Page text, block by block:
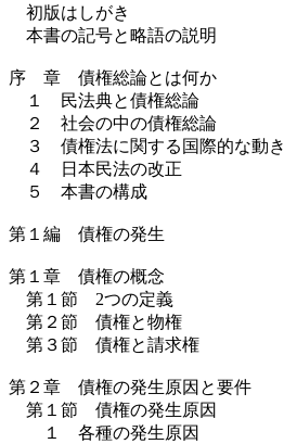
初版はしがき
本書の記号と略語の説明
序 章 債権総論とは何か
１ 民法典と債権総論
２ 社会の中の債権総論
３ 債権法に関する国際的な動き
４ 日本民法の改正
５ 本書の構成
第１編 債権の発生
第１章 債権の概念
第１節 2つの定義
第２節 債権と物権
第３節 債権と請求権
第２章 債権の発生原因と要件
第１節 債権の発生原因
１ 各種の発生原因